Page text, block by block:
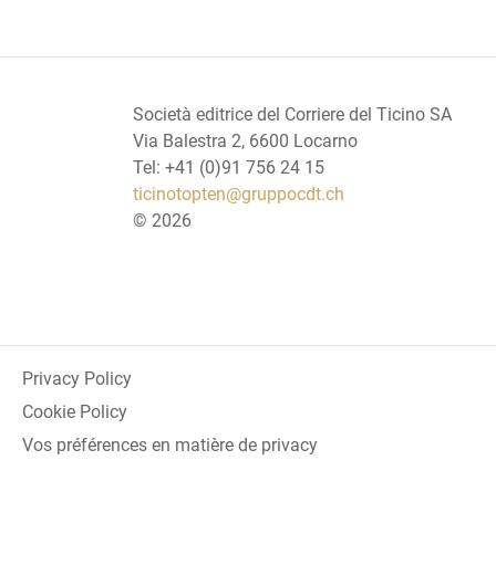
Società editrice del Corriere del Ticino SA
Via Balestra 2, 6600 Locarno
Tel: +41 (0)91 756 24 15
ticinotopten@gruppocdt.ch
© 2026
Privacy Policy
Cookie Policy
Vos préférences en matière de privacy